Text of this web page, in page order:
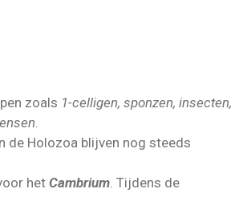
zoals 1-celligen, sponzen, insecten,
.
de Holozoa blijven nog steeds
het Cambrium. Tijdens de